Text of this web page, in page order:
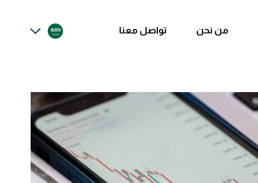
من نحن تواصل معنا